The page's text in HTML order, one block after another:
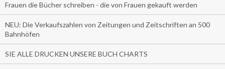
Frauen die Bücher schreiben - die von Frauen gekauft werden
NEU: Die Verkaufszahlen von Zeitungen und Zeitschriften an 500
Bahnhöfen
SIE ALLE DRUCKEN UNSERE BUCH CHARTS